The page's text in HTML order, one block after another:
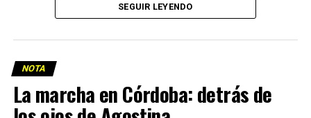
SEGUIR LEYENDO
NOTA
La marcha en Córdoba: detrás de